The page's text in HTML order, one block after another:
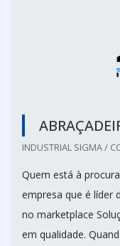
INDUSTRIAL SIGMA /
Quem está à
empresa que é líder
no marketplace
em qualidade.